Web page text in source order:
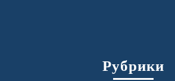
Рубрики